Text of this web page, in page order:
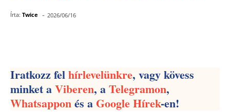
Írta: Twice - 2026/06/16
Iratkozz felhírlevelünkre, vagy kövess
minket aViberen, aTelegramon,
Whatsapponés aGoogle Hírek-en!